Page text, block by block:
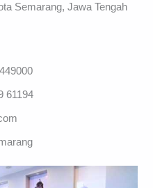
Semarang, Jawa Tengah
61194